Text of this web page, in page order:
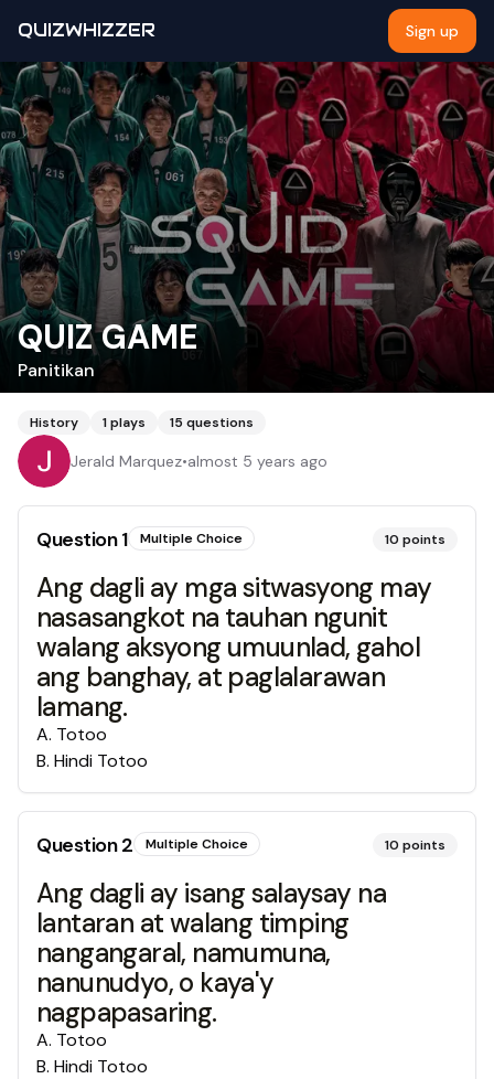
QUIZWHIZZER Sign up
QUIZ GAME
Panitikan
History 1plays 15 questions
Jerald Marquez•almost 5 years ago
Question1 Multiple Choice 10 points
Ang dagli ay mga sitwasyong may
nasasangkot na tauhan ngunit
walang aksyong umuunlad, gahol
ang banghay, at paglalarawan
lamang.
A. Totoo
B. Hindi Totoo
Question2 Multiple Choice 10 points
Ang dagli ay isang salaysay na
lantaran at walang timping
nangangaral, namumuna,
nanunudyo, o kaya'y
nagpapasaring.
A. Totoo
B. Hindi Totoo